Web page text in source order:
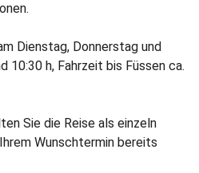
Dienstag, Donnerstag und
10:30 h, Fahrzeit bis Füssen ca.
Sie die Reise als einzeln
Wunschtermin bereits